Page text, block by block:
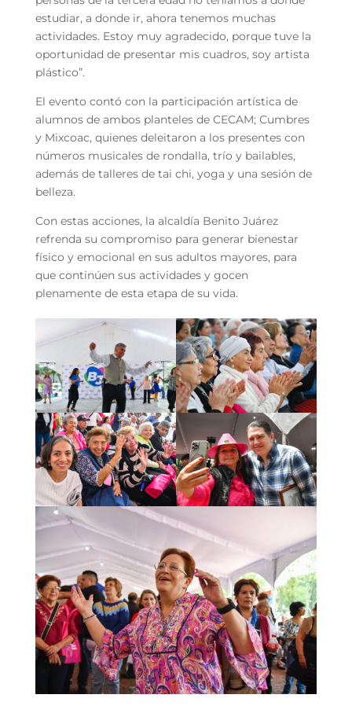
estudiar, a donde ir, ahora tenemos muchas
actividades. Estoy muy agradecido, porque tuve la
oportunidad de presentar mis cuadros, soy artista
plástico”.
El evento contó con la participación artística de
alumnos de ambos planteles de CECAM; Cumbres
y Mixcoac, quienes deleitaron a los presentes con
números musicales de rondalla, trío y bailables,
además de talleres de tai chi, yoga y una sesión de
belleza.
Con estas acciones, la alcaldía Benito Juárez
refrenda su compromiso para generar bienestar
físico y emocional en sus adultos mayores, para
que continúen sus actividades y gocen
plenamente de esta etapa de su vida.